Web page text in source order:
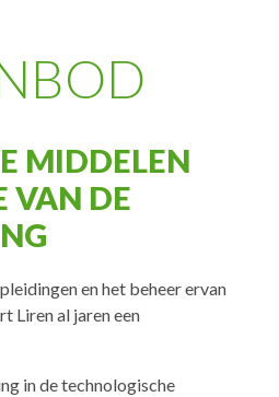
MIDDELEN
VAN DE
en het beheer ervan
Liren al jaren een
in de technologische